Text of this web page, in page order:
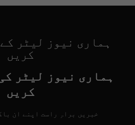
ہماری نیوز لیٹر
کریں
ہماری نیوز لیٹر
کریں
خبریں براہِ راست اپنے ان